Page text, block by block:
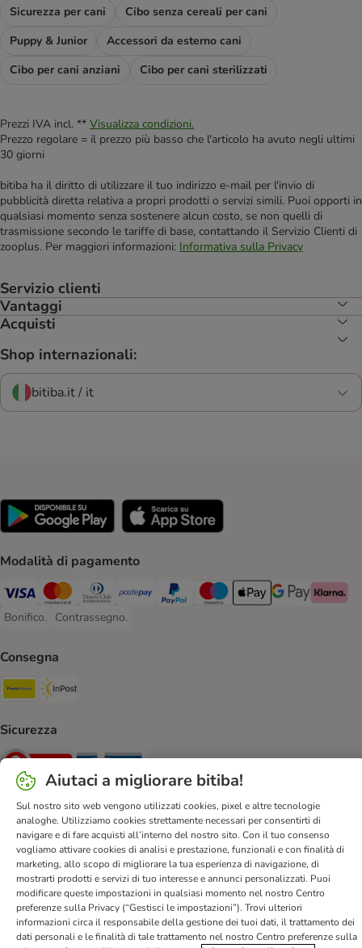
Sicurezza per cani
Cibo senza cereali per cani
Puppy & Junior
Accessori da esterno cani
Cibo per cani anziani
Cibo per cani sterilizzati
Prezzi IVA incl. ** Visualizza condizioni.
Prezzo regolare = il prezzo più basso che l'articolo ha avuto negli ultimi
30 giorni
bitiba ha il diritto di utilizzare il tuo indirizzo e-mail per l'invio di
pubblicità diretta relativa a propri prodotti o servizi simili. Puoi opporti in
qualsiasi momento senza sostenere alcun costo, se non quelli di
trasmissione secondo le tariffe di base, contattando il Servizio Clienti di
zooplus. Per maggiori informazioni: Informativa sulla Privacy
Servizio clienti
Vantaggi
Acquisti
Shop internazionali:
bitiba.it / it
Modalità di pagamento
Visa. Payment Method
Mastercard. Payment Method
Diners Club. Payment Method
Postepay. Payment Method
PayPal. Payment Method
Maestro. Payment Method
Apple pay. Payment
Google Pay
Klarna
Bonifico.
Bonifico. Payment Method
Contrassegno.
Contrassegno. Payment Method
Consegna
Poste Italiane. Shipping Method
Sicurezza
Security Security
Aiuto & FAQ Servizio Clienti
Atto sui servizi digitali
Condizioni di vendita
Informazioni legali
Privacy
Newsletter
Spese e tempi di consegna
Metodi di Pagamento
Modulo tipo di recesso
Disposizioni ambientali & smaltimento
Aiutaci a migliorare bitiba!
Sul nostro sito web vengono utilizzati cookies, pixel e altre tecnologie
analoghe. Utilizziamo cookies strettamente necessari per consentirti di
navigare e di fare acquisti all’interno del nostro sito. Con il tuo consenso
vogliamo attivare cookies di analisi e prestazione, funzionali e con finalità di
marketing, allo scopo di migliorare la tua esperienza di navigazione, di
mostrarti prodotti e servizi di tuo interesse e annunci personalizzati. Puoi
modificare queste impostazioni in qualsiasi momento nel nostro Centro
preferenze sulla Privacy (“Gestisci le impostazioni”). Trovi ulteriori
informazioni circa il responsabile della gestione dei tuoi dati, il trattamento dei
dati personali e le finalità di tale trattamento nel nostro Centro preferenze sulla